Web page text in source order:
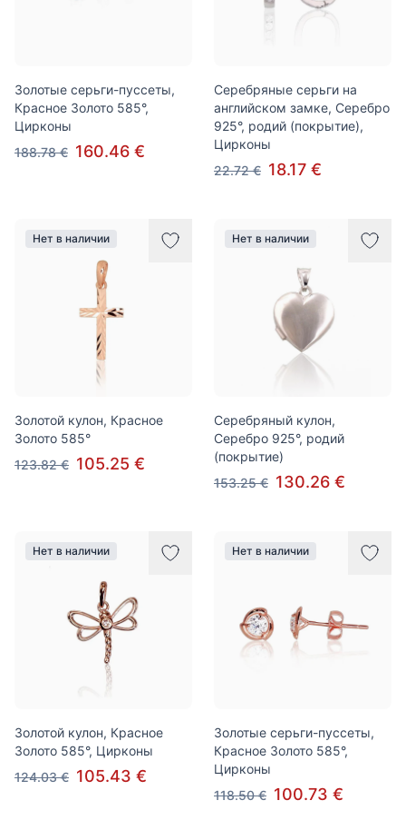
Золотые серьги-пуссеты,
Красное Золото 585°,
Цирконы
188.78 € 160.46 €
Серебряные серьги на
английском замке, Серебро
925°, родий (покрытие),
Цирконы
22.72 € 18.17 €
Нет в наличии
Золотой кулон, Красное
Золото 585°
123.82 € 105.25 €
Нет в наличии
Серебряный кулон,
Серебро 925°, родий
(покрытие)
153.25 € 130.26 €
Нет в наличии
Золотой кулон, Красное
Золото 585°, Цирконы
124.03 € 105.43 €
Нет в наличии
Золотые серьги-пуссеты,
Красное Золото 585°,
Цирконы
118.50 € 100.73 €